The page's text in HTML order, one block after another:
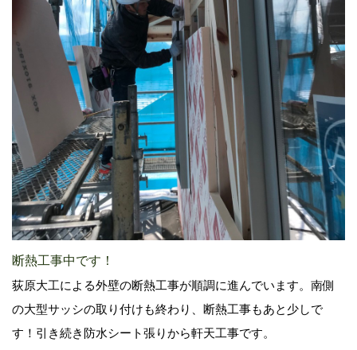
断熱工事中です！
荻原大工による外壁の断熱工事が順調に進んでいます。南側
の大型サッシの取り付けも終わり、断熱工事もあと少しで
す！引き続き防水シート張りから軒天工事です。